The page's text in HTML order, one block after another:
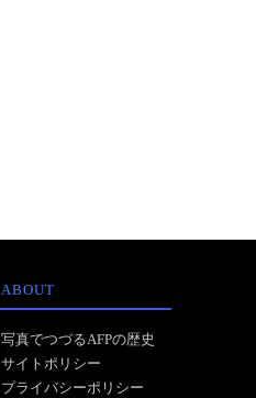
ABOUT
写真でつづるAFPの歴史
サイトポリシー
プライバシーポリシー